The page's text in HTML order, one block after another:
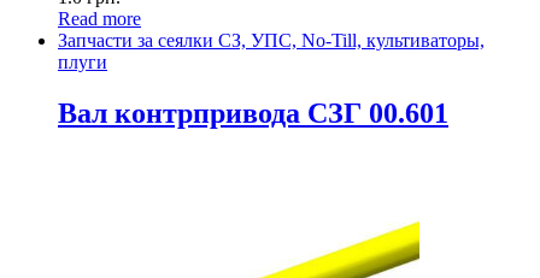
Read more
Запчасти за сеялки СЗ, УПС, No-Till, культиваторы,
плуги
Вал контрпривода СЗГ 00.601